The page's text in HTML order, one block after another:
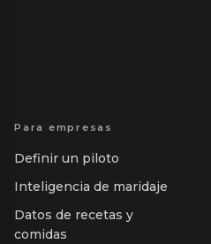
Para empresas
Definir un piloto
Inteligencia de maridaje
Datos de recetas y
comidas